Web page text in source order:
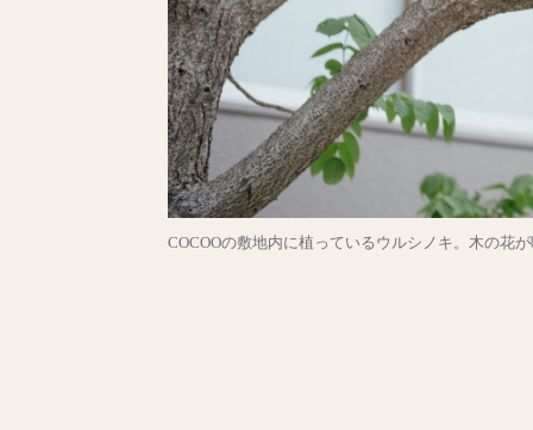
COCOOの敷地内に植っているウルシノキ。木の花